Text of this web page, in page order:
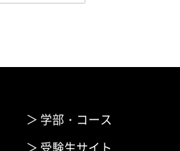
学部・コース
受験生サイト